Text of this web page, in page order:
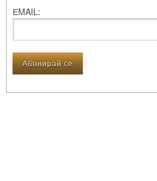
ЕMAIL: